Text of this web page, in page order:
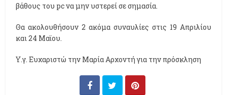
βάθους του pc να μην υστερεί σε σημασία.
Θα ακολουθήσουν 2 ακόμα συναυλίες στις 19 Απριλίου
και 24 Μαϊου.
Υ.γ. Ευχαριστώ την Μαρία Αρχοντή για την πρόσκληση